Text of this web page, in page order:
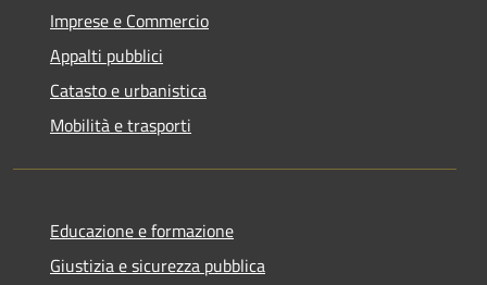
Imprese e Commercio
Appalti pubblici
Catasto e urbanistica
Mobilità e trasporti
Educazione e formazione
Giustizia e sicurezza pubblica